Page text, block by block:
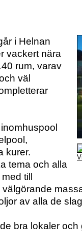
i Helnan
vackert nära
rum, varav
väl
kurer.
tema och alla
till
av alla de
bra lokaler och